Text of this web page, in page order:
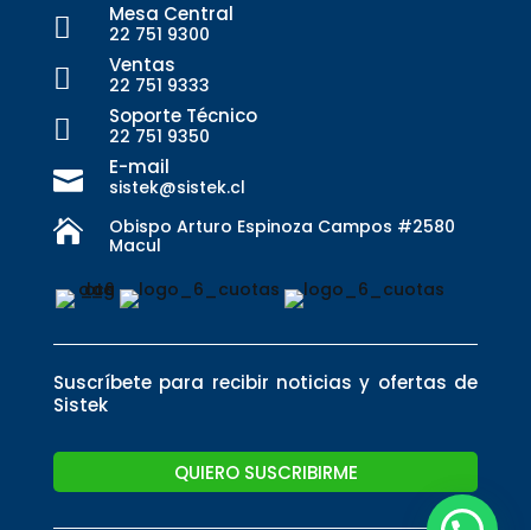
 Mesa Central
22 751 9300
 Ventas
22 751 9333
 Soporte Técnico
22 751 9350
 E-mail
sistek@sistek.cl

Obispo Arturo Espinoza Campos #2580
Macul
Suscríbete para recibir noticias y ofertas de
Sistek
QUIERO SUSCRIBIRME